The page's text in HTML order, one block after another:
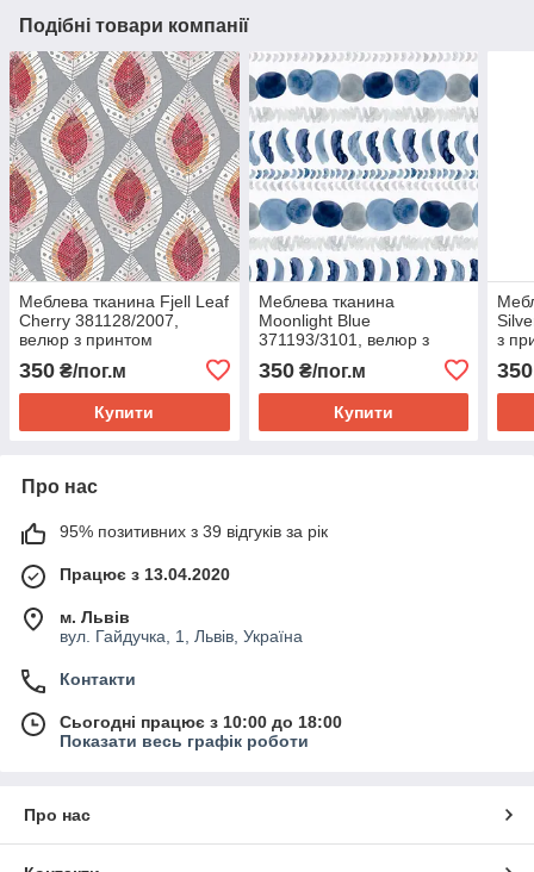
Подібні товари компанії
Меблева тканина Fjell Leaf
Cherry 381128/2007,
велюр з принтом
350 ₴/пог.м
Купити
Меблева тканина
Moonlight Blue
371193/3101, велюр з
350₴/пог.м
Купити
з
350
Про нас
95% позитивних з 39 відгуків за рік
Працює з 13.04.2020
м. Львів
вул. Гайдучка, 1, Львів, Україна
Контакти
Сьогодні працює з 10:00 до 18:00
Показати весь графік роботи
Про нас